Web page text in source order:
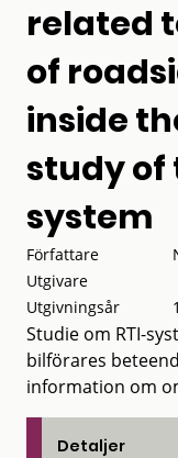
related
of
inside
study of
system
Författare
Utgivare
Utgivningsår
Studie om RTI-
bilförares
information om
Detaljer